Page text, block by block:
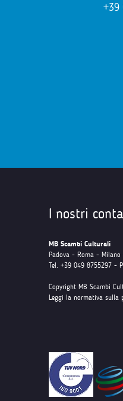
+39
I nostri
MB Scambi Culturali
Padova - Roma - Milano
Tel. +39 049 8755297 -
Copyright MB Scambi
Leggi la normativa sulla